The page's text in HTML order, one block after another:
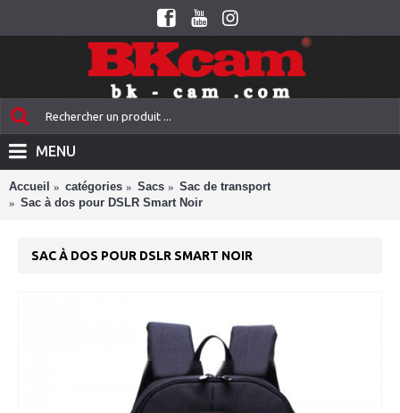
MENU
Accueil catégories Sacs
Sac de transport
Sac à dos pour DSLR Smart Noir
SAC À DOS POUR DSLR SMART NOIR